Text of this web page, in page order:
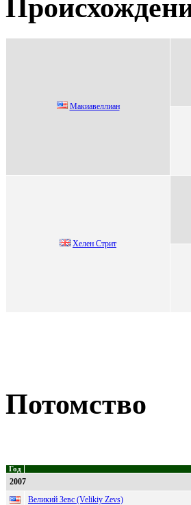
Макиавeллиан
Хeлeн Cтрит
Потомство
Год
2007
Великий Зевс (Velikiy Zevs)